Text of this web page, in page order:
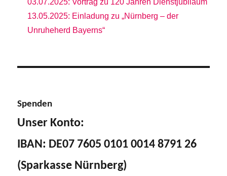
03.07.2025: Vortrag zu 120 Jahren Dienstjubiläum
13.05.2025: Einladung zu „Nürnberg – der
Unruheherd Bayerns“
Spenden
Unser Konto:
IBAN: DE07 7605 0101 0014 8791 26
(Sparkasse Nürnberg)